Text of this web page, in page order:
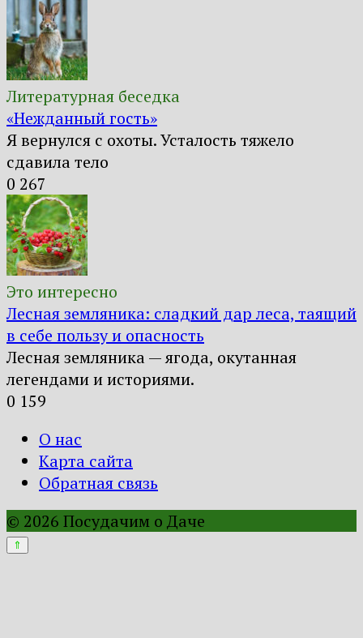
Литературная беседка
«Нежданный гость»
Я вернулся с охоты. Усталость тяжело
сдавила тело
0 267
Это интересно
Лесная земляника: сладкий дар леса, таящий
в себе пользу и опасность
Лесная земляника — ягода, окутанная
легендами и историями.
0 159
О нас
Карта сайта
Обратная связь
© 2026 Посудачим о Даче